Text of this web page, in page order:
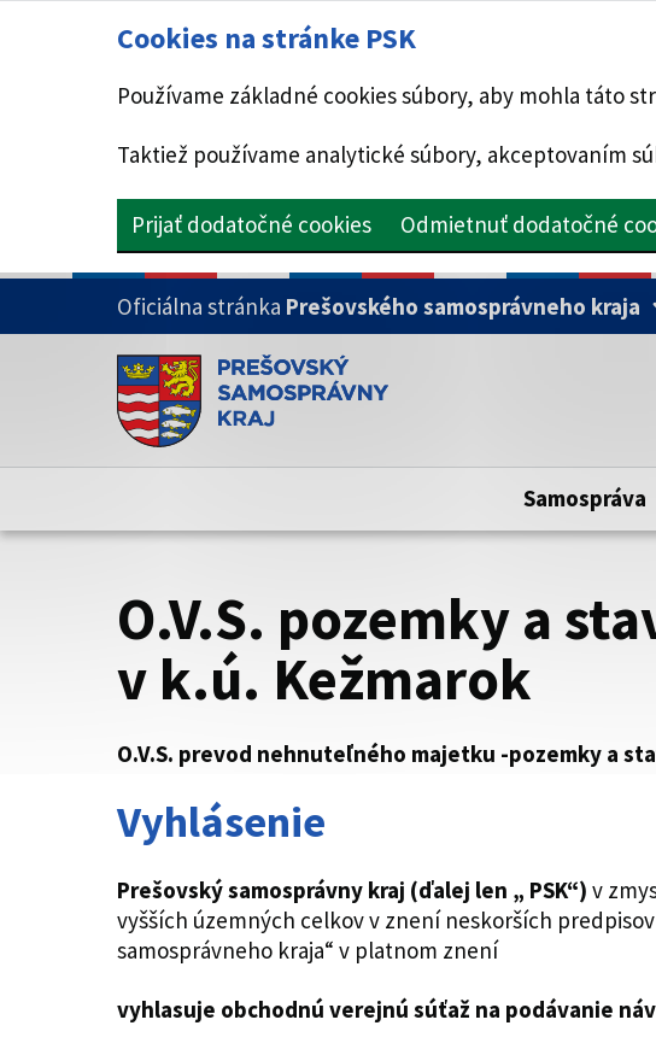
Cookies na stránke PSK
Používame základné cookies súbory, aby mohla táto
Taktiež používame analytické súbory, akceptovaním
Prijať dodatočné cookies Odmietnuť dodatočné
PRESKOČIŤ NA HLAVNÝ OBSAH
Oficiálna stránka Prešovského samosprávneho kraja
Doména psk.sk je oficiálna
Toto je oficiálna webová stránka Prešovského
Samospráva
O.V.S. pozemky a
v k.ú. Kežmarok
O.V.S. prevod nehnuteľného majetku -pozemky a
Vyhlásenie
Prešovský samosprávny kraj (ďalej len „ PSK“) v
vyšších územných celkov v znení neskorších
samosprávneho kraja“ v platnom znení
vyhlasuje obchodnú verejnú súťaž na podávanie